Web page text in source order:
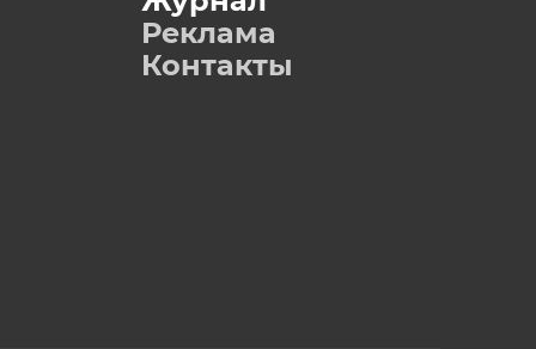
Реклама
Контакты